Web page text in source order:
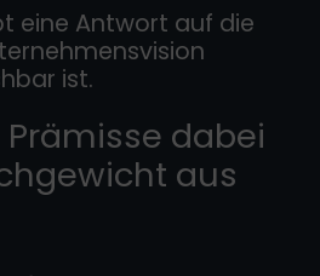
eine Antwort auf die
ist.
dabei
aus